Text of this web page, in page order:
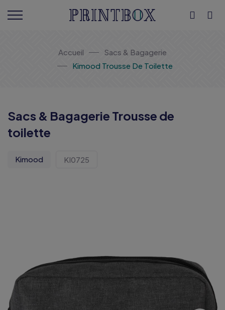
Accueil
Sacs & Bagagerie
Kimood Trousse De Toilette
Sacs & Bagagerie Trousse de
toilette
Kimood KI0725